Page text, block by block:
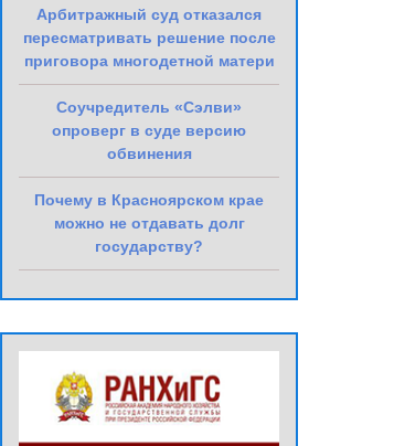
Арбитражный суд отказался
пересматривать решение после
приговора многодетной матери
Соучредитель «Сэлви»
опроверг в суде версию
обвинения
Почему в Красноярском крае
можно не отдавать долг
государству?